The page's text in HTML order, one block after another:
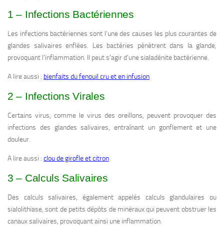
1 – Infections Bactériennes
Les infections bactériennes sont l’une des causes les plus courantes de
glandes salivaires enflées. Les bactéries pénètrent dans la glande,
provoquant l’inflammation. Il peut s’agir d’une sialadénite bactérienne.
A lire aussi : bienfaits du fenouil cru et en infusion
2 – Infections Virales
Certains virus, comme le virus des oreillons, peuvent provoquer des
infections des glandes salivaires, entraînant un gonflement et une
douleur.
A lire aussi : clou de girofle et citron
3 – Calculs Salivaires
Des calculs salivaires, également appelés calculs glandulaires ou
sialolithiase, sont de petits dépôts de minéraux qui peuvent obstruer les
canaux salivaires, provoquant ainsi une inflammation.